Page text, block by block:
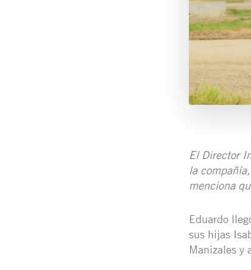
El Director
la
menciona
Eduardo
sus hijas
Manizales y